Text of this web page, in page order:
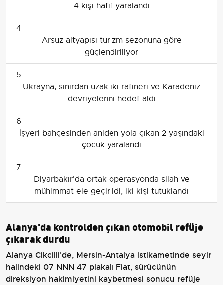
4 kişi hafif yaralandı
4
Arsuz altyapısı turizm sezonuna göre
güçlendiriliyor
5
Ukrayna, sınırdan uzak iki rafineri ve Karadeniz
devriyelerini hedef aldı
6
İşyeri bahçesinden aniden yola çıkan 2 yaşındaki
çocuk yaralandı
7
Diyarbakır'da ortak operasyonda silah ve
mühimmat ele geçirildi, iki kişi tutuklandı
Alanya'da kontrolden çıkan otomobil refüje
çıkarak durdu
Alanya Cikcilli'de, Mersin-Antalya istikametinde seyir
halindeki 07 NNN 47 plakalı Fiat, sürücünün
direksiyon hakimiyetini kaybetmesi sonucu refüje